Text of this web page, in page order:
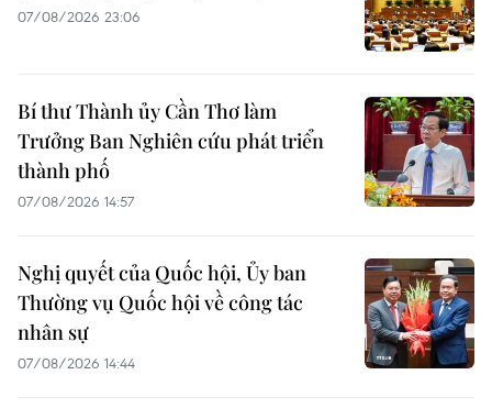
07/08/2026 23:06
Bí thư Thành ủy Cần Thơ làm
Trưởng Ban Nghiên cứu phát triển
thành phố
07/08/2026 14:57
Nghị quyết của Quốc hội, Ủy ban
Thường vụ Quốc hội về công tác
nhân sự
07/08/2026 14:44